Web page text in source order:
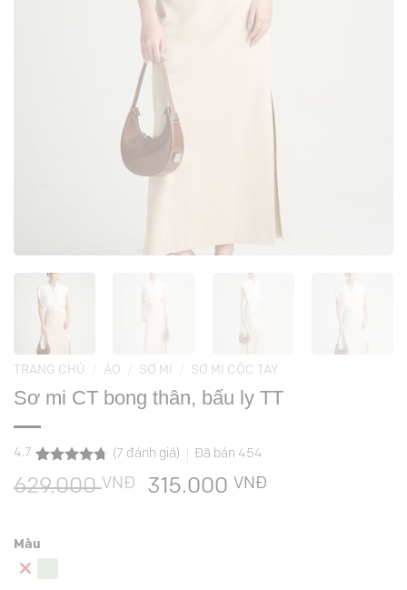
TRANG CHỦ ÁO SƠ MI SƠ MI CỘC TAY
Sơ mi CT bong thân, bấu ly TT
4.7
4.7
trên 5
dựa trên
7
( 7 đánh giá) Đã bán 454
629.000VNĐ
Giá
315.000 VNĐ
Màu